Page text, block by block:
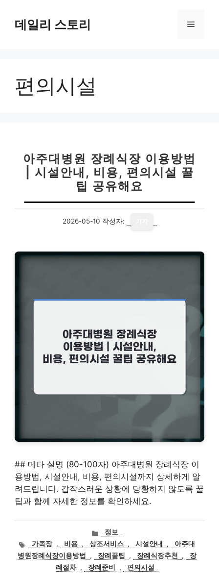
데일리 스토리 메
편의시설
아주대병원 장례식장 이용방법
| 시설안내, 비용, 편의시설 꿀
팁 공유해요
2026-05-10 작성자:
## 메타 설명 (80-100자) 아주대병원 장례식장 이
용방법, 시설안내, 비용, 편의시설까지 상세하게 알
려드립니다. 갑작스러운 상황에 당황하지 않도록 꿀
팁과 함께 자세한 정보를 확인하세요.
카
테
고
리
정보
태
그
가족장 , 비용 , 상조서비스 , 시설안내 ,
아주대
병원장례식장이용방법
, 장례꿀팁 , 장례식장추천 ,
장
례절차 , 장례준비 , 편의시설